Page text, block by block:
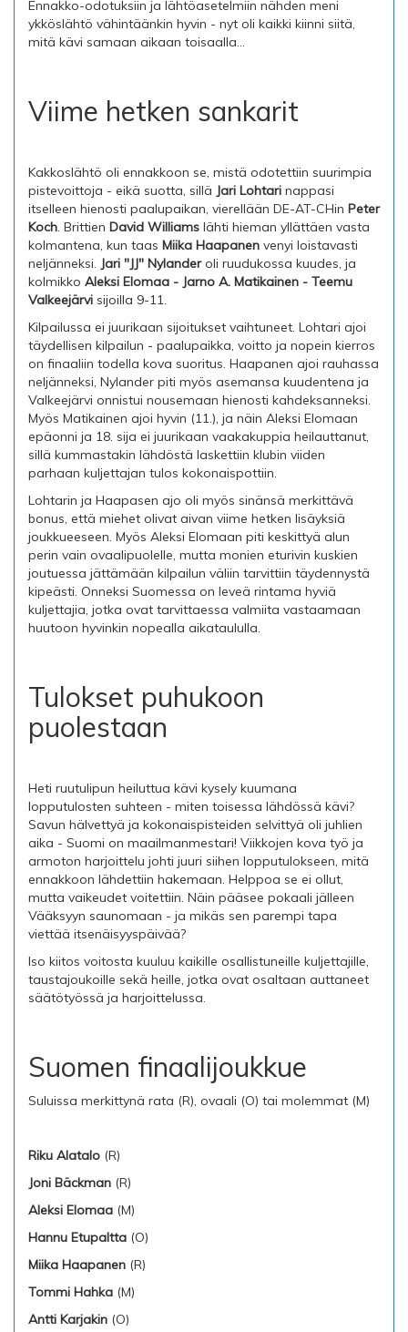
Ennakko-odotuksiin ja lähtöasetelmiin nähden meni
ykköslähtö vähintäänkin hyvin - nyt oli kaikki kiinni siitä,
mitä kävi samaan aikaan toisaalla...
Viime hetken sankarit
Kakkoslähtö oli ennakkoon se, mistä odotettiin suurimpia
pistevoittoja - eikä suotta, sillä Jari Lohtari nappasi
itselleen hienosti paalupaikan, vierellään DE-AT-CHin Peter
Koch. Brittien David Williams lähti hieman yllättäen vasta
kolmantena, kun taas Miika Haapanen venyi loistavasti
neljänneksi. Jari "JJ" Nylanderoli ruudukossa kuudes, ja
kolmikko Aleksi Elomaa - Jarno A. Matikainen - Teemu
Valkeejärvi sijoilla 9-11.
Kilpailussa ei juurikaan sijoitukset vaihtuneet. Lohtari ajoi
täydellisen kilpailun - paalupaikka, voitto ja nopein kierros
on finaaliin todella kova suoritus. Haapanen ajoi rauhassa
neljänneksi, Nylander piti myös asemansa kuudentena ja
Valkeejärvi onnistui nousemaan hienosti kahdeksanneksi.
Myös Matikainen ajoi hyvin (11.), ja näin Aleksi Elomaan
epäonni ja 18. sija ei juurikaan vaakakuppia heilauttanut,
sillä kummastakin lähdöstä laskettiin klubin viiden
parhaan kuljettajan tulos kokonaispottiin.
Lohtarin ja Haapasen ajo oli myös sinänsä merkittävä
bonus, että miehet olivat aivan viime hetken lisäyksiä
joukkueeseen. Myös Aleksi Elomaan piti keskittyä alun
perin vain ovaalipuolelle, mutta monien eturivin kuskien
joutuessa jättämään kilpailun väliin tarvittiin täydennystä
kipeästi. Onneksi Suomessa on leveä rintama hyviä
kuljettajia, jotka ovat tarvittaessa valmiita vastaamaan
huutoon hyvinkin nopealla aikataululla.
Tulokset puhukoon
puolestaan
Heti ruutulipun heiluttua kävi kysely kuumana
lopputulosten suhteen - miten toisessa lähdössä kävi?
Savun hälvettyä ja kokonaispisteiden selvittyä oli juhlien
aika - Suomi on maailmanmestari! Viikkojen kova työ ja
armoton harjoittelu johti juuri siihen lopputulokseen, mitä
ennakkoon lähdettiin hakemaan. Helppoa se ei ollut,
mutta vaikeudet voitettiin. Näin pääsee pokaali jälleen
Vääksyyn saunomaan - ja mikäs sen parempi tapa
viettää itsenäisyyspäivää?
Iso kiitos voitosta kuuluu kaikille osallistuneille kuljettajille,
taustajoukoille sekä heille, jotka ovat osaltaan auttaneet
säätötyössä ja harjoittelussa.
Suomen finaalijoukkue
Suluissa merkittynä rata (R), ovaali (O) tai molemmat (M)
Riku Alatalo (R)
Joni Bäckman (R)
Aleksi Elomaa (M)
Hannu Etupaltta (O)
Miika Haapanen (R)
Tommi Hahka (M)
Antti Karjakin (O)